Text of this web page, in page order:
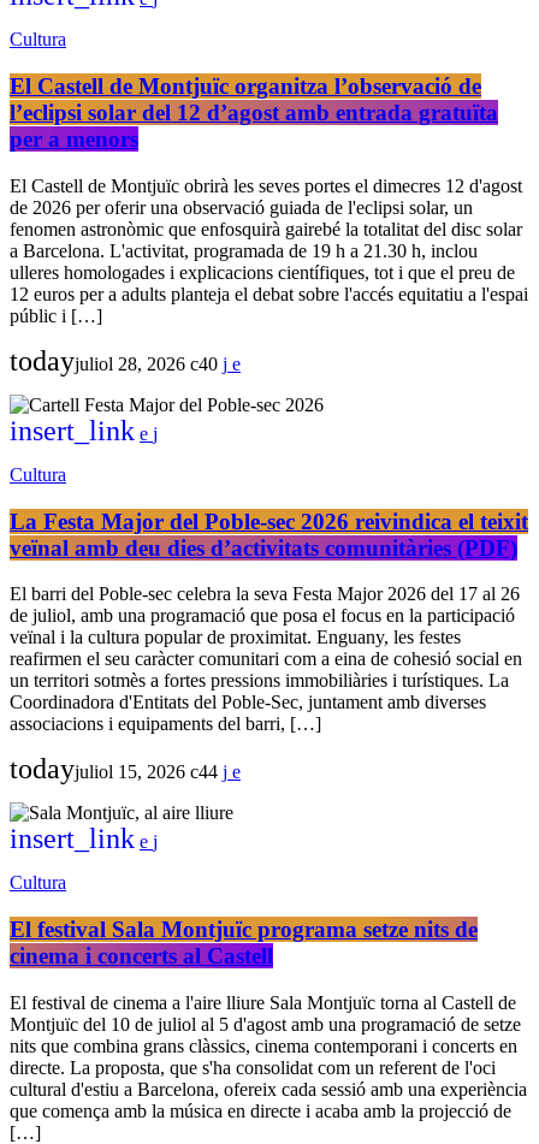
Cultura
El Castell de Montjuïc organitza l’observació de
l’eclipsi solar del 12 d’agost amb entrada gratuïta
per a menors
El Castell de Montjuïc obrirà les seves portes el dimecres 12 d'agost
de 2026 per oferir una observació guiada de l'eclipsi solar, un
fenomen astronòmic que enfosquirà gairebé la totalitat del disc solar
a Barcelona. L'activitat, programada de 19 h a 21.30 h, inclou
ulleres homologades i explicacions científiques, tot i que el preu de
12 euros per a adults planteja el debat sobre l'accés equitatiu a l'espai
públic i […]
todayjuliol 28, 2026 40
insert_link
Cultura
La Festa Major del Poble-sec 2026 reivindica el teixit
veïnal amb deu dies d’activitats comunitàries (PDF)
El barri del Poble-sec celebra la seva Festa Major 2026 del 17 al 26
de juliol, amb una programació que posa el focus en la participació
veïnal i la cultura popular de proximitat. Enguany, les festes
reafirmen el seu caràcter comunitari com a eina de cohesió social en
un territori sotmès a fortes pressions immobiliàries i turístiques. La
Coordinadora d'Entitats del Poble-Sec, juntament amb diverses
associacions i equipaments del barri, […]
todayjuliol 15, 2026 44
insert_link
Cultura
El festival Sala Montjuïc programa setze nits de
cinema i concerts al Castell
El festival de cinema a l'aire lliure Sala Montjuïc torna al Castell de
Montjuïc del 10 de juliol al 5 d'agost amb una programació de setze
nits que combina grans clàssics, cinema contemporani i concerts en
directe. La proposta, que s'ha consolidat com un referent de l'oci
cultural d'estiu a Barcelona, ofereix cada sessió amb una experiència
que comença amb la música en directe i acaba amb la projecció de
[…]